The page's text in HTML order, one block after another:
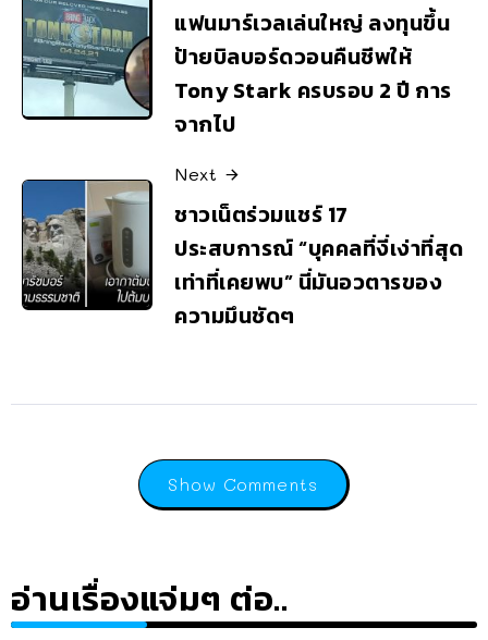
แฟนมาร์เวลเล่นใหญ่ ลงทุนขึ้น
ป้ายบิลบอร์ดวอนคืนชีพให้
Tony Stark ครบรอบ 2 ปี การ
จากไป
Next
ชาวเน็ตร่วมแชร์ 17
ประสบการณ์ “บุคคลที่งี่เง่าที่สุด
เท่าที่เคยพบ” นี่มันอวตารของ
ความมึนชัดๆ
Show Comments
อ่านเรื่องแจ่มๆ ต่อ..